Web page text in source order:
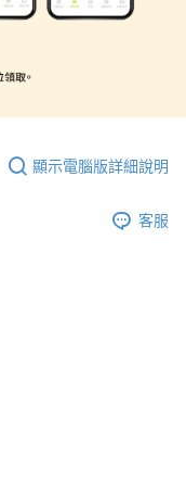
顯示電腦版詳細說明
客服